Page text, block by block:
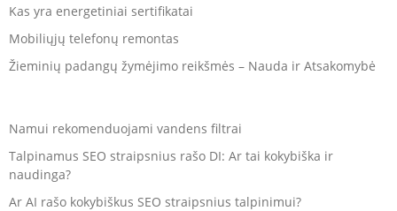
Kas yra energetiniai sertifikatai
Mobiliųjų telefonų remontas
Žieminių padangų žymėjimo reikšmės – Nauda ir Atsakomybė
Namui rekomenduojami vandens filtrai
Talpinamus SEO straipsnius rašo DI: Ar tai kokybiška ir
naudinga?
Ar AI rašo kokybiškus SEO straipsnius talpinimui?